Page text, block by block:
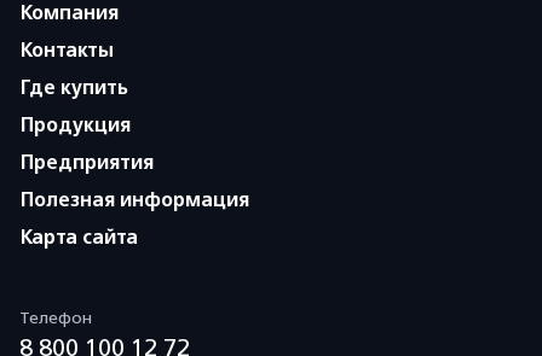
Компания
Контакты
Где купить
Продукция
Предприятия
Полезная информация
Карта сайта
Телефон
8 800 100 12 72